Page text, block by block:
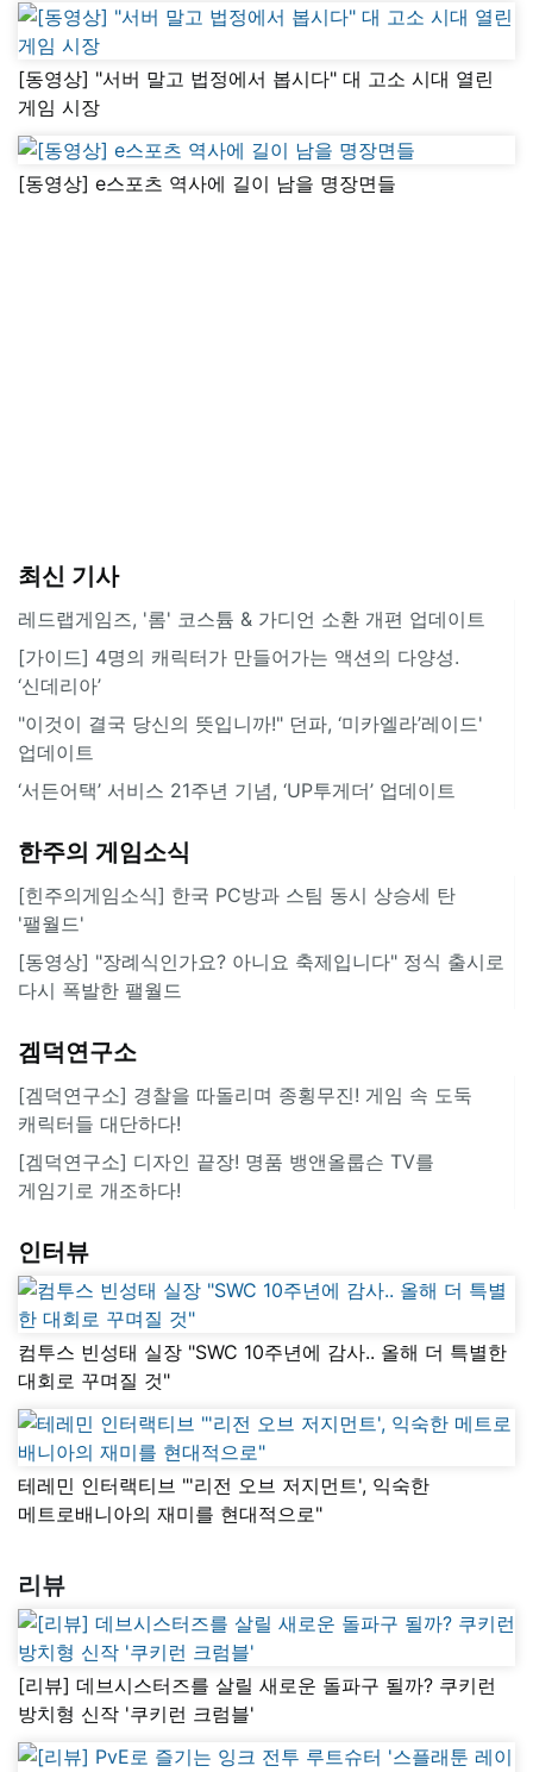
[동영상] "서버 말고 법정에서 봅시다" 대 고소 시대 열린
게임 시장
[동영상] e스포츠 역사에 길이 남을 명장면들
최신 기사
레드랩게임즈, '롬' 코스튬 & 가디언 소환 개편 업데이트
[가이드] 4명의 캐릭터가 만들어가는 액션의 다양성.
‘신데리아’
"이것이 결국 당신의 뜻입니까!" 던파, ‘미카엘라’레이드'
업데이트
‘서든어택’ 서비스 21주년 기념, ‘UP투게더’ 업데이트
한주의 게임소식
[힌주의게임소식] 한국 PC방과 스팀 동시 상승세 탄
'팰월드'
[동영상] "장례식인가요? 아니요 축제입니다" 정식 출시로
다시 폭발한 팰월드
겜덕연구소
[겜덕연구소] 경찰을 따돌리며 종횡무진! 게임 속 도둑
캐릭터들 대단하다!
[겜덕연구소] 디자인 끝장! 명품 뱅앤올룹슨 TV를
게임기로 개조하다!
인터뷰
컴투스 빈성태 실장 "SWC 10주년에 감사.. 올해 더 특별한
대회로 꾸며질 것"
테레민 인터랙티브 "'리전 오브 저지먼트', 익숙한
메트로배니아의 재미를 현대적으로"
리뷰
[리뷰] 데브시스터즈를 살릴 새로운 돌파구 될까? 쿠키런
방치형 신작 '쿠키런 크럼블'